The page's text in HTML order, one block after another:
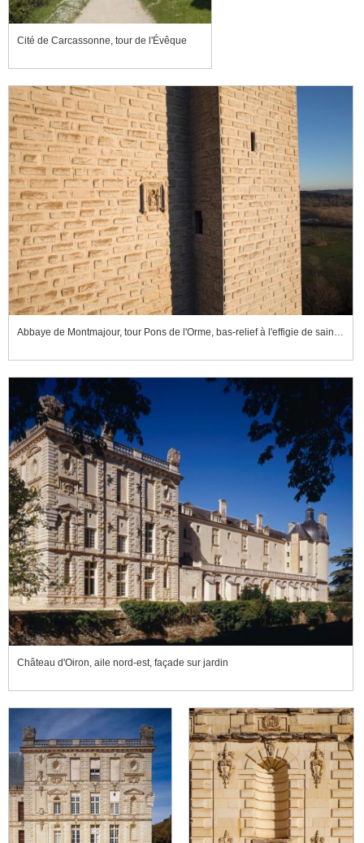
Cité de Carcassonne, tour de l'Évêque
Abbaye de Montmajour, tour Pons de l'Orme, bas-relief à l'effigie de saint Pierre
Château d'Oiron, aile nord-est, façade sur jardin